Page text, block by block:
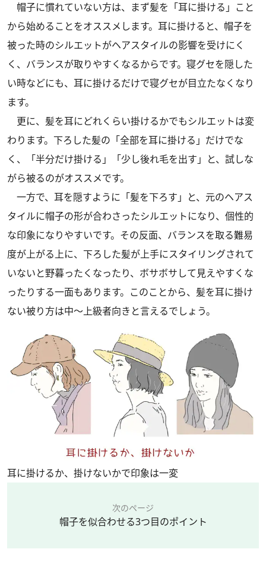
帽子に慣れていない方は、まず髪を「耳に掛ける」こと
から始めることをオススメします。耳に掛けると、帽子を
被った時のシルエットがヘアスタイルの影響を受けにく
く、バランスが取りやすくなるからです。寝グセを隠した
い時などにも、耳に掛けるだけで寝グセが目立たなくなり
ます。
更に、髪を耳にどれくらい掛けるかでもシルエットは変
わります。下ろした髪の「全部を耳に掛ける」だけでな
く、「半分だけ掛ける」「少し後れ毛を出す」と、試しな
がら被るのがオススメです。
一方で、耳を隠すように「髪を下ろす」と、元のヘアス
タイルに帽子の形が合わさったシルエットになり、個性的
な印象になりやすいです。その反面、バランスを取る難易
度が上がる上に、下ろした髪が上手にスタイリングされて
いないと野暮ったくなったり、ボサボサして見えやすくな
ったりする一面もあります。このことから、髪を耳に掛け
ない被り方は中〜上級者向きと言えるでしょう。
耳に掛けるか、掛けないかで印象は一変
次のページ
帽子を似合わせる3つ目のポイント